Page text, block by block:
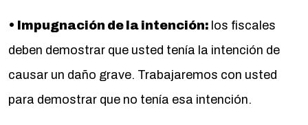
• Impugnación de la intención: los fiscales
deben demostrar que usted tenía la intención de
causar un daño grave. Trabajaremos con usted
para demostrar que no tenía esa intención.